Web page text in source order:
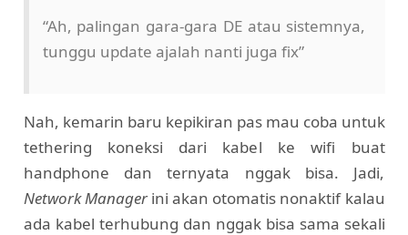
“Ah, palingan gara-gara DE atau sistemnya,
tunggu update ajalah nanti juga fix”
Nah, kemarin baru kepikiran pas mau coba untuk
tethering koneksi dari kabel ke wifi buat
handphone dan ternyata nggak bisa. Jadi,
Network Managerini akan otomatis nonaktif kalau
ada kabel terhubung dan nggak bisa sama sekali